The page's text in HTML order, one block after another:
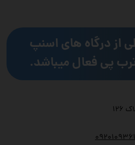
۰
از درگاه های اسنپ
پی فعال میباشد.